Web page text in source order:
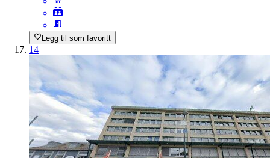
Legg til som favoritt
14